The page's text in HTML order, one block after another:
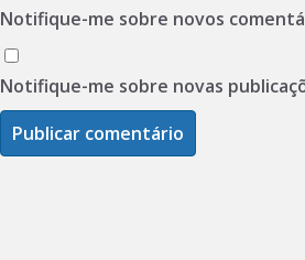
Notifique-me sobre novos
Notifique-me sobre novas